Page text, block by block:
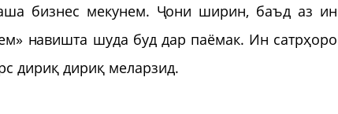
бизнес мекунем. Ҷони ширин, баъд аз ин
навишта шуда буд дар паёмак. Ин сатрҳоро
дириқ дириқ меларзид.